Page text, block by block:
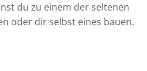
du zu einem der seltenen
oder dir selbst eines bauen.